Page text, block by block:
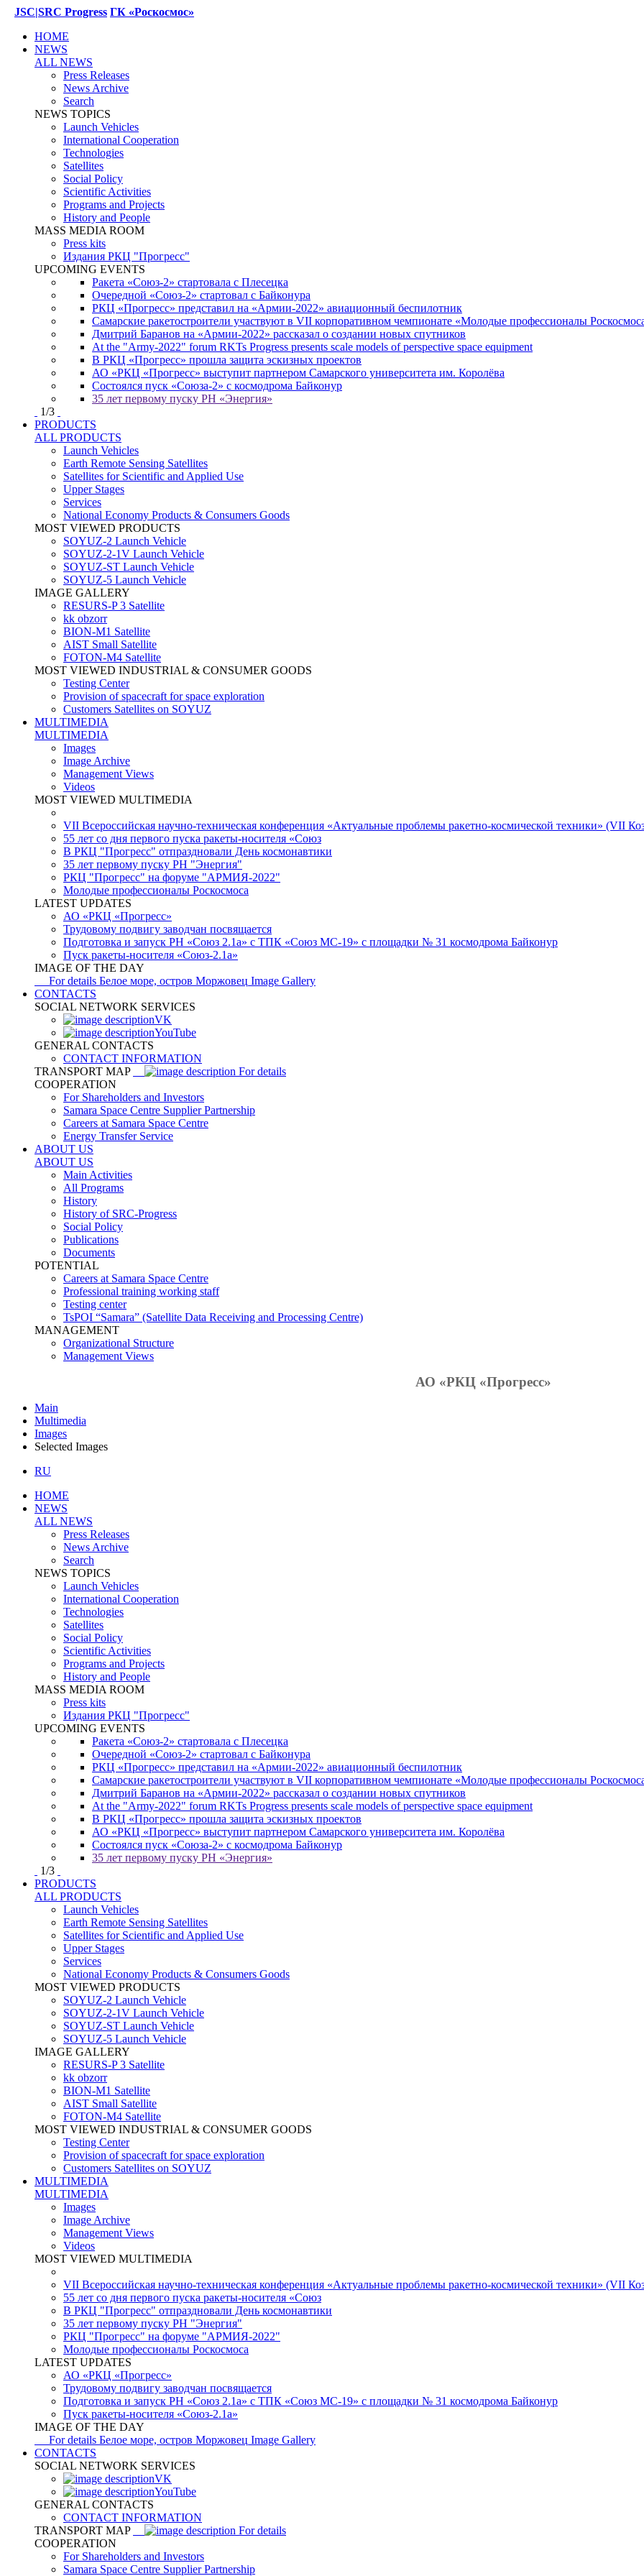
JSC|SRC Progress ГК «Роскосмос»
HOME
NEWS
ALL NEWS
Press Releases
News Archive
Search
NEWS TOPICS
Launch Vehicles
International Cooperation
Technologies
Satellites
Social Policy
Scientific Activities
Programs and Projects
History and People
MASS MEDIA ROOM
Press kits
Издания РКЦ "Прогресс"
UPCOMING EVENTS
Ракета «Союз-2» стартовала с Плесецка
Очередной «Союз-2» стартовал с Байконура
РКЦ «Прогресс» представил на «Армии-2022» авиационный беспилотник
Самарские ракетостроители участвуют в VII корпоративном чемпионате «Молодые профессионалы
Дмитрий Баранов на «Армии-2022» рассказал о создании новых спутников
At the "Army-2022" forum RKTs Progress presents scale models of perspective space equipment
В РКЦ «Прогресс» прошла защита эскизных проектов
АО «РКЦ «Прогресс» выступит партнером Самарского университета им. Королёва
Состоялся пуск «Союза-2» с космодрома Байконур
35 лет первому пуску РН «Энергия»
1/3
PRODUCTS
ALL PRODUCTS
Launch Vehicles
Earth Remote Sensing Satellites
Satellites for Scientific and Applied Use
Upper Stages
Services
National Economy Products & Consumers Goods
MOST VIEWED PRODUCTS
SOYUZ-2 Launch Vehicle
SOYUZ-2-1V Launch Vehicle
SOYUZ-ST Launch Vehicle
SOYUZ-5 Launch Vehicle
IMAGE GALLERY
RESURS-P 3 Satellite
kk obzorr
BION-M1 Satellite
AIST Small Satellite
FOTON-M4 Satellite
MOST VIEWED INDUSTRIAL & CONSUMER GOODS
Testing Center
Provision of spacecraft for space exploration
Customers Satellites on SOYUZ
MULTIMEDIA
MULTIMEDIA
Images
Image Archive
Management Views
Videos
MOST VIEWED MULTIMEDIA
VII Всероссийская научно-техническая конференция «Актуальные проблемы ракетно-космической техники» (VII
55 лет со дня первого пуска ракеты-носителя «Союз
В РКЦ "Прогресс" отпраздновали День космонавтики
35 лет первому пуску РН "Энергия"
РКЦ "Прогресс" на форуме "АРМИЯ-2022"
Молодые профессионалы Роскосмоса
LATEST UPDATES
АО «РКЦ «Прогресс»
Трудовому подвигу заводчан посвящается
Подготовка и запуск РН «Союз 2.1а» с ТПК «Союз МС-19» с площадки № 31 космодрома Байконур
Пуск ракеты-носителя «Союз-2.1а»
IMAGE OF THE DAY
For details Белое море, остров Моржовец Image Gallery
CONTACTS
SOCIAL NETWORK SERVICES
VK
YouTube
GENERAL CONTACTS
CONTACT INFORMATION
TRANSPORT MAP
For details
COOPERATION
For Shareholders and Investors
Samara Space Centre Supplier Partnership
Careers at Samara Space Centre
Energy Transfer Service
ABOUT US
ABOUT US
Main Activities
All Programs
History
History of SRC-Progress
Social Policy
Publications
Documents
POTENTIAL
Careers at Samara Space Centre
Professional training working staff
Testing center
TsPOI “Samara” (Satellite Data Receiving and Processing Centre)
MANAGEMENT
Organizational Structure
Management Views
АО «РКЦ «Прогресс»
Main
Multimedia
Images
Selected Images
RU
HOME
NEWS
ALL NEWS
Press Releases
News Archive
Search
NEWS TOPICS
Launch Vehicles
International Cooperation
Technologies
Satellites
Social Policy
Scientific Activities
Programs and Projects
History and People
MASS MEDIA ROOM
Press kits
Издания РКЦ "Прогресс"
UPCOMING EVENTS
Ракета «Союз-2» стартовала с Плесецка
Очередной «Союз-2» стартовал с Байконура
РКЦ «Прогресс» представил на «Армии-2022» авиационный беспилотник
Самарские ракетостроители участвуют в VII корпоративном чемпионате «Молодые профессионалы
Дмитрий Баранов на «Армии-2022» рассказал о создании новых спутников
At the "Army-2022" forum RKTs Progress presents scale models of perspective space equipment
В РКЦ «Прогресс» прошла защита эскизных проектов
АО «РКЦ «Прогресс» выступит партнером Самарского университета им. Королёва
Состоялся пуск «Союза-2» с космодрома Байконур
35 лет первому пуску РН «Энергия»
1/3
PRODUCTS
ALL PRODUCTS
Launch Vehicles
Earth Remote Sensing Satellites
Satellites for Scientific and Applied Use
Upper Stages
Services
National Economy Products & Consumers Goods
MOST VIEWED PRODUCTS
SOYUZ-2 Launch Vehicle
SOYUZ-2-1V Launch Vehicle
SOYUZ-ST Launch Vehicle
SOYUZ-5 Launch Vehicle
IMAGE GALLERY
RESURS-P 3 Satellite
kk obzorr
BION-M1 Satellite
AIST Small Satellite
FOTON-M4 Satellite
MOST VIEWED INDUSTRIAL & CONSUMER GOODS
Testing Center
Provision of spacecraft for space exploration
Customers Satellites on SOYUZ
MULTIMEDIA
MULTIMEDIA
Images
Image Archive
Management Views
Videos
MOST VIEWED MULTIMEDIA
VII Всероссийская научно-техническая конференция «Актуальные проблемы ракетно-космической техники» (VII
55 лет со дня первого пуска ракеты-носителя «Союз
В РКЦ "Прогресс" отпраздновали День космонавтики
35 лет первому пуску РН "Энергия"
РКЦ "Прогресс" на форуме "АРМИЯ-2022"
Молодые профессионалы Роскосмоса
LATEST UPDATES
АО «РКЦ «Прогресс»
Трудовому подвигу заводчан посвящается
Подготовка и запуск РН «Союз 2.1а» с ТПК «Союз МС-19» с площадки № 31 космодрома Байконур
Пуск ракеты-носителя «Союз-2.1а»
IMAGE OF THE DAY
For details Белое море, остров Моржовец Image Gallery
CONTACTS
SOCIAL NETWORK SERVICES
VK
YouTube
GENERAL CONTACTS
CONTACT INFORMATION
TRANSPORT MAP
For details
COOPERATION
For Shareholders and Investors
Samara Space Centre Supplier Partnership